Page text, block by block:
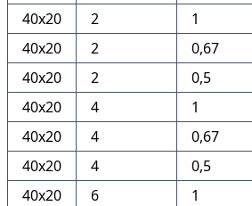
40х20 2 1
40х20
2 0,67
40х20
2 0,5
40х20
4 1
40х20
4 0,67
40х20
4 0,5
40х20
6 1